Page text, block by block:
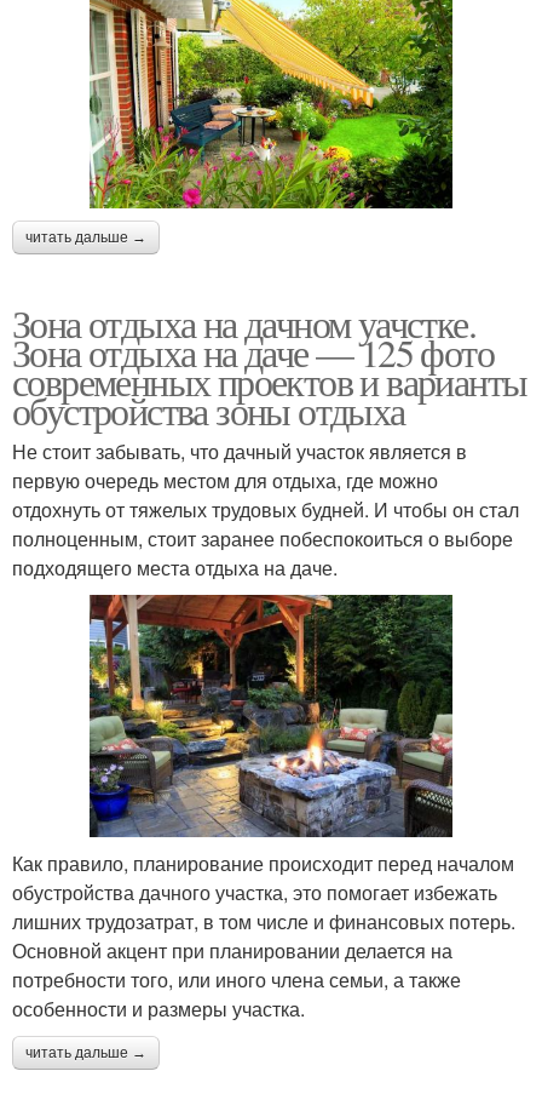
читать дальше →
Зона отдыха на дачном уачстке.
Зона отдыха на даче — 125 фото
современных проектов и варианты
обустройства зоны отдыха
Не стоит забывать, что дачный участок является в
первую очередь местом для отдыха, где можно
отдохнуть от тяжелых трудовых будней. И чтобы он стал
полноценным, стоит заранее побеспокоиться о выборе
подходящего места отдыха на даче.
Как правило, планирование происходит перед началом
обустройства дачного участка, это помогает избежать
лишних трудозатрат, в том числе и финансовых потерь.
Основной акцент при планировании делается на
потребности того, или иного члена семьи, а также
особенности и размеры участка.
читать дальше →